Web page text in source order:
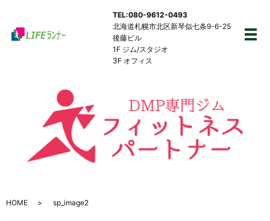
メ
TEL:080-9612-0493
北海道札幌市北区新琴似七条9-6-25
後藤ビル
1F ジム/スタジオ
3F オフィス
HOME sp_image2